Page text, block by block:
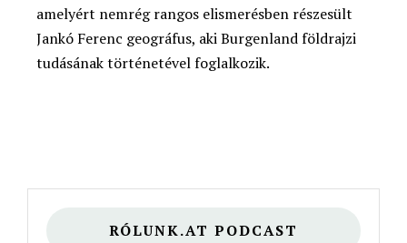
amelyért nemrég rangos elismerésben részesült
Jankó Ferenc geográfus, aki Burgenland földrajzi
tudásának történetével foglalkozik.
RÓLUNK.AT PODCAST